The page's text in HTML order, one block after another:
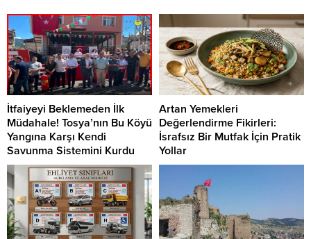
İtfaiyeyi Beklemeden İlk
Müdahale! Tosya’nın Bu Köyü
Yangına Karşı Kendi
Savunma Sistemini Kurdu
Artan Yemekleri
Değerlendirme Fikirleri:
İsrafsız Bir Mutfak İçin Pratik
Yollar